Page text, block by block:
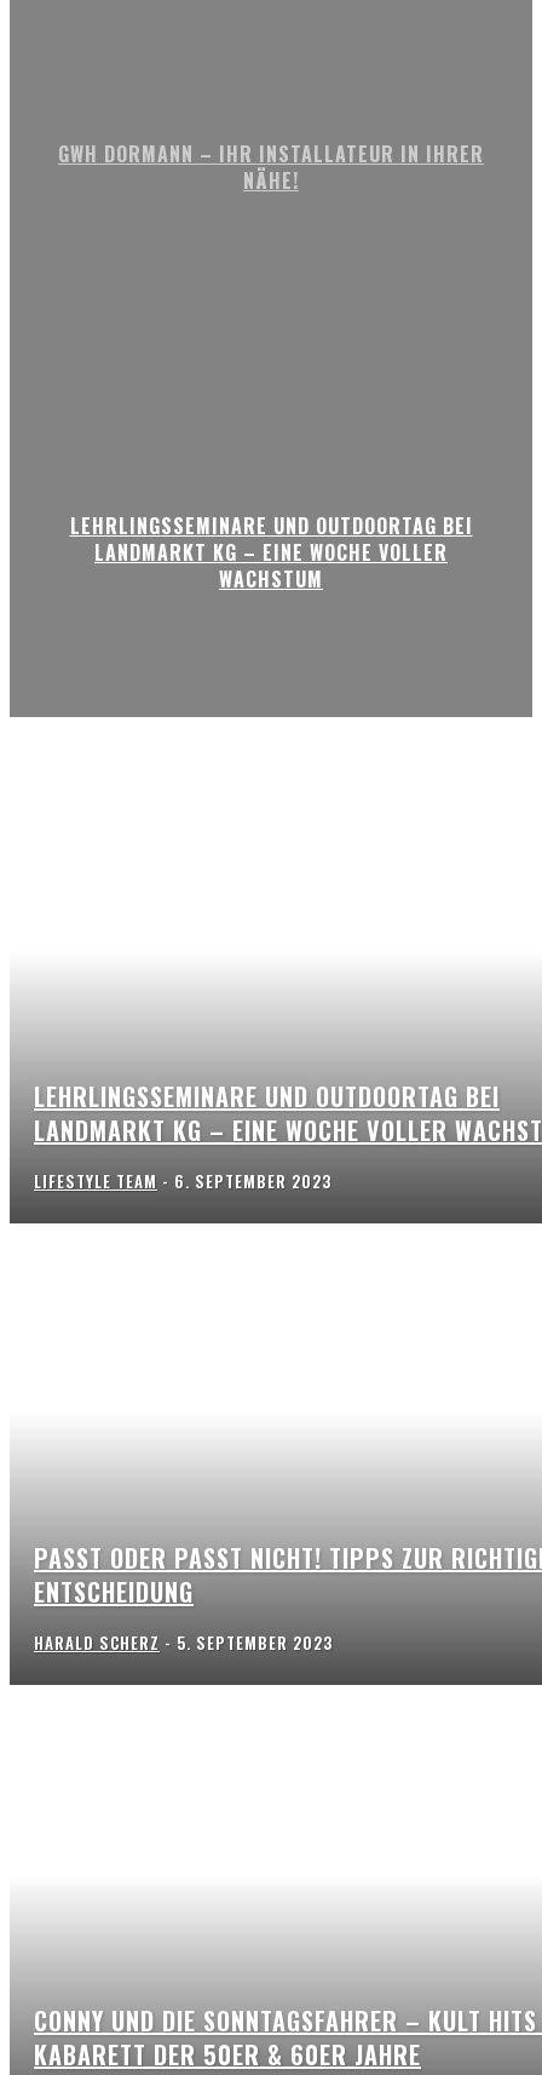
GWH DORMANN – IHR INSTALLATEUR IN IHRER
NÄHE!
LEHRLINGSSEMINARE UND OUTDOORTAG BEI
LANDMARKT KG – EINE WOCHE VOLLER
WACHSTUM
LEHRLINGSSEMINARE UND OUTDOORTAG BEI
LANDMARKT KG – EINE WOCHE VOLLER
LIFESTYLE TEAM - 6. SEPTEMBER 2023
PASST ODER PASST NICHT! TIPPS ZUR
ENTSCHEIDUNG
HARALD SCHERZ - 5. SEPTEMBER 2023
CONNY UND DIE SONNTAGSFAHRER – KULT
KABARETT DER 50ER & 60ER JAHRE